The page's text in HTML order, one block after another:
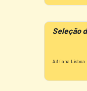
Seleção
Adriana Lisboa